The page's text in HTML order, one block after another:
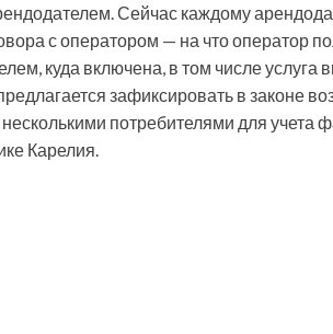
Сейчас каждому
с оператором — на что оператор
куда включена, в том числе услуга
зафиксировать в законе
потребителями для учета
Карелия.